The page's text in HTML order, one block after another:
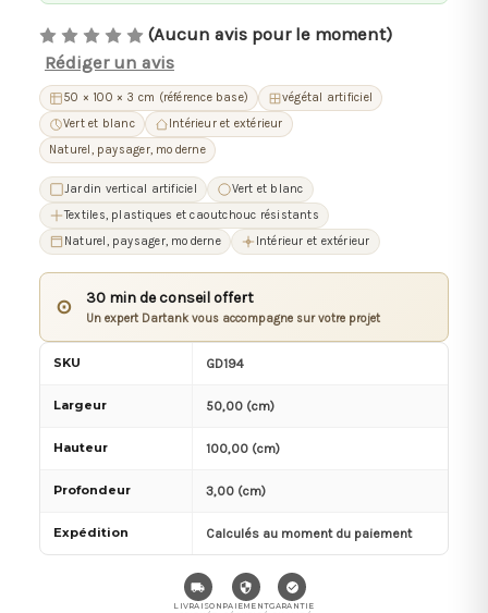
(Aucun avis pour le moment)
Rédiger un avis
50 × 100 × 3 cm (référence base)
végétal artificiel
Vert et blanc
Intérieur et extérieur
Naturel, paysager, moderne
Jardin vertical artificiel
Vert et blanc
Textiles, plastiques et caoutchouc résistants
Naturel, paysager, moderne
Intérieur et extérieur
⊙ 30 min de conseil offert
Un expert Dartank vous accompagne sur votre projet
SKU GD194
Largeur 50,00 (cm)
Hauteur 100,00 (cm)
Profondeur 3,00 (cm)
Expédition Calculés au moment du paiement
LIVRAISON PAIEMENTGARANTIE